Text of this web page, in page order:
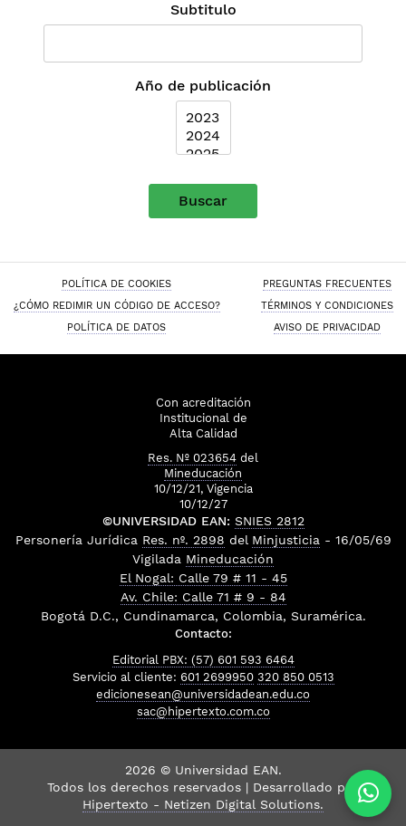
Subtitulo
Año de publicación
Buscar
POLÍTICA DE COOKIES
PREGUNTAS FRECUENTES
¿CÓMO REDIMIR UN CÓDIGO DE ACCESO?
TÉRMINOS Y CONDICIONES
POLÍTICA DE DATOS
AVISO DE PRIVACIDAD
Con acreditación
Institucional de
Alta Calidad
Res. Nº 023654 del
Mineducación
10/12/21, Vigencia
10/12/27
©UNIVERSIDAD EAN: SNIES 2812
Personería Jurídica Res. nº. 2898 del Minjusticia - 16/05/69
Vigilada Mineducación
El Nogal: Calle 79 # 11 - 45
Av. Chile: Calle 71 # 9 - 84
Bogotá D.C., Cundinamarca, Colombia, Suramérica.
Contacto:
Editorial PBX: (57) 601 593 6464
Servicio al cliente: 601 2699950 320 850 0513
edicionesean@universidadean.edu.co
sac@hipertexto.com.co
2026 © Universidad EAN.
Todos los derechos reservados | Desarrollado por
Hipertexto - Netizen Digital Solutions.